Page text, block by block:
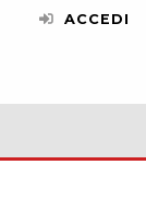
ACCEDI